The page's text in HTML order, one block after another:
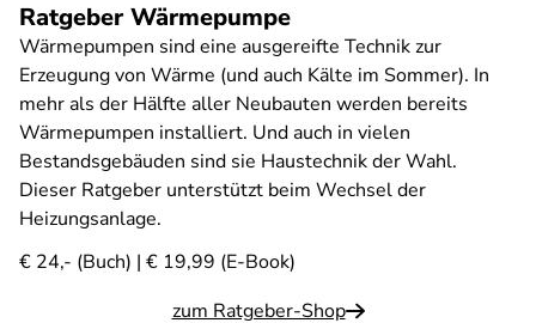
Ratgeber Wärmepumpe
Wärmepumpen sind eine ausgereifte Technik zur
Erzeugung von Wärme (und auch Kälte im Sommer). In
mehr als der Hälfte aller Neubauten werden bereits
Wärmepumpen installiert. Und auch in vielen
Bestandsgebäuden sind sie Haustechnik der Wahl.
Dieser Ratgeber unterstützt beim Wechsel der
Heizungsanlage.
€ 24,- (Buch) | € 19,99 (E-Book)
zum Ratgeber-Shop